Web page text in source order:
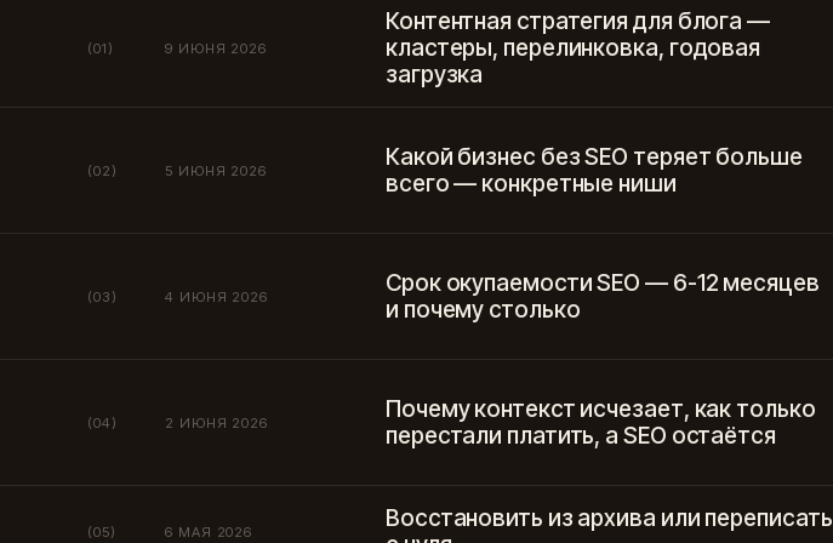
(01) 9 ИЮНЯ 2026
Контентная стратегия для блога —
кластеры, перелинковка, годовая
загрузка
(02) 5 ИЮНЯ 2026
Какой бизнес без SEO теряет больше
всего — конкретные ниши
(03) 4 ИЮНЯ 2026
Срок окупаемости SEO — 6-12 месяцев
и почему столько
(04) 2 ИЮНЯ 2026
Почему контекст исчезает, как только
перестали платить, а SEO остаётся
(05) 6 МАЯ 2026
Восстановить из архива или переписать